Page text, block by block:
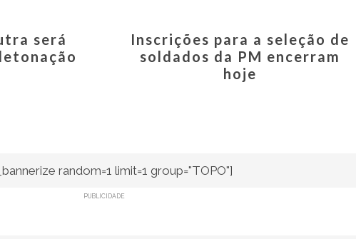
será
Inscrições para a seleção de
soldados da PM encerram
hoje
random=1 limit=1 group="TOPO"]
PUBLICIDADE